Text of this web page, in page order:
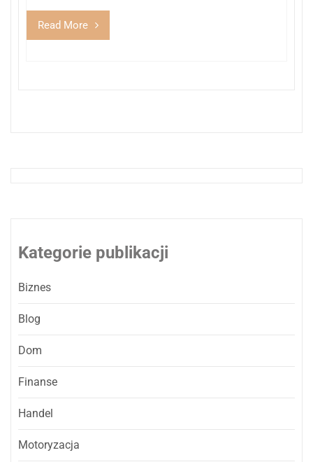
Read More
Kategorie publikacji
Biznes
Blog
Dom
Finanse
Handel
Motoryzacja